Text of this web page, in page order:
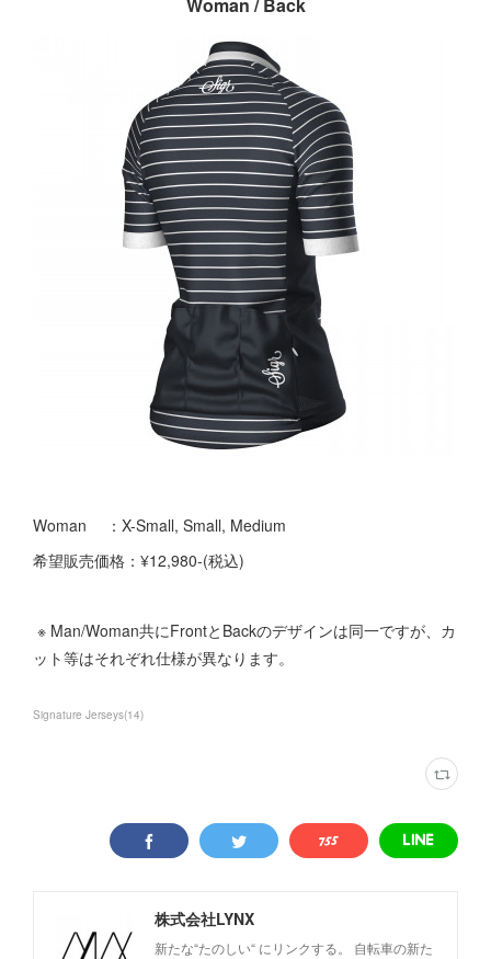
Woman ：X-Small, Small, Medium
希望販売価格：¥12,980-(税込)
※ Man/Woman共にFrontとBackのデザインは同一ですが、カ
ット等はそれぞれ仕様が異なります。
Signature Jerseys(14)
株式会社LYNX
新たな“たのしい“ にリンクする。 自転車の新た